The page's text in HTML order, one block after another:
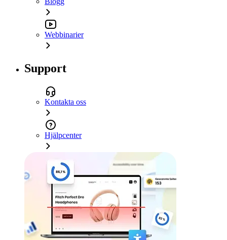
Webbinarier
Support
Kontakta oss
Hjälpcenter